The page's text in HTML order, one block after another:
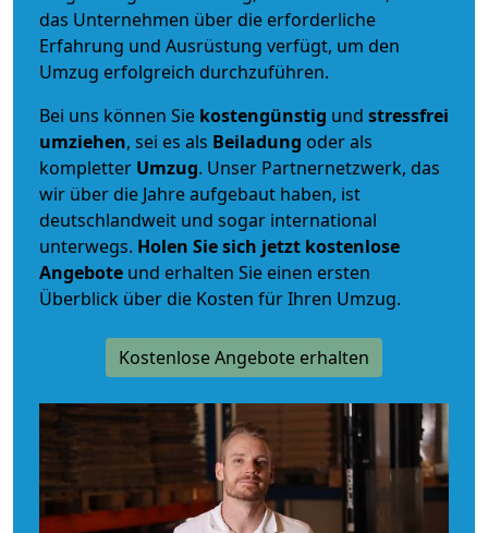
das Unternehmen über die erforderliche
Erfahrung und Ausrüstung verfügt, um den
Umzug erfolgreich durchzuführen.
Bei uns können Sie kostengünstig und stressfrei
umziehen, sei es als Beiladung oder als
kompletter Umzug. Unser Partnernetzwerk, das
wir über die Jahre aufgebaut haben, ist
deutschlandweit und sogar international
unterwegs. Holen Sie sich jetzt kostenlose
Angebote und erhalten Sie einen ersten
Überblick über die Kosten für Ihren Umzug.
Kostenlose Angebote erhalten